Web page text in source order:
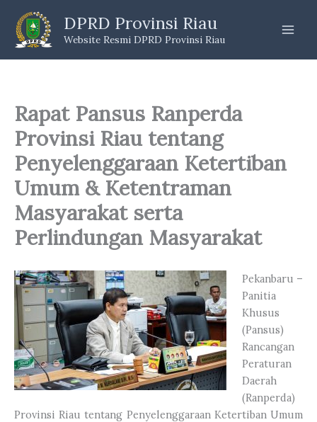
content
DPRD Provinsi Riau
Website Resmi DPRD Provinsi Riau
Rapat Pansus Ranperda
Provinsi Riau tentang
Penyelenggaraan Ketertiban
Umum & Ketentraman
Masyarakat serta
Perlindungan Masyarakat
Pekanbaru –
Panitia
Khusus
(Pansus)
Rancangan
Peraturan
Daerah
(Ranperda)
Provinsi Riau tentang Penyelenggaraan Ketertiban Umum